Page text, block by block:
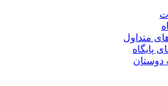
متداول
پایگاه
دوستان